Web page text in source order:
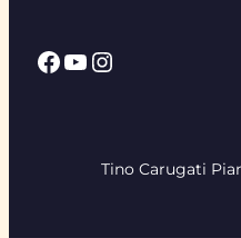
Facebook YouTube Instagram
Tino Carugati